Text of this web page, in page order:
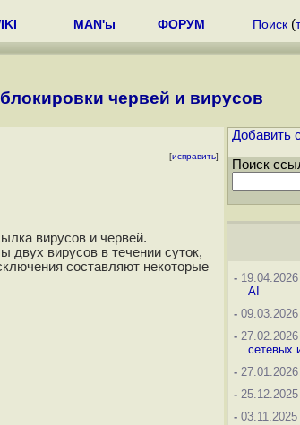
MAN'ы ФОРУМ Поиск (
червей и вирусов
[исправить]
вирусов и червей.
двух вирусов в течении суток,
составляют некоторые
Добавить
Поиск
- 19.04.2026
AI
- 09.03.2026
- 27.02.2026
сетевых
- 27.01.2026
- 25.12.2025
- 03.11.2025